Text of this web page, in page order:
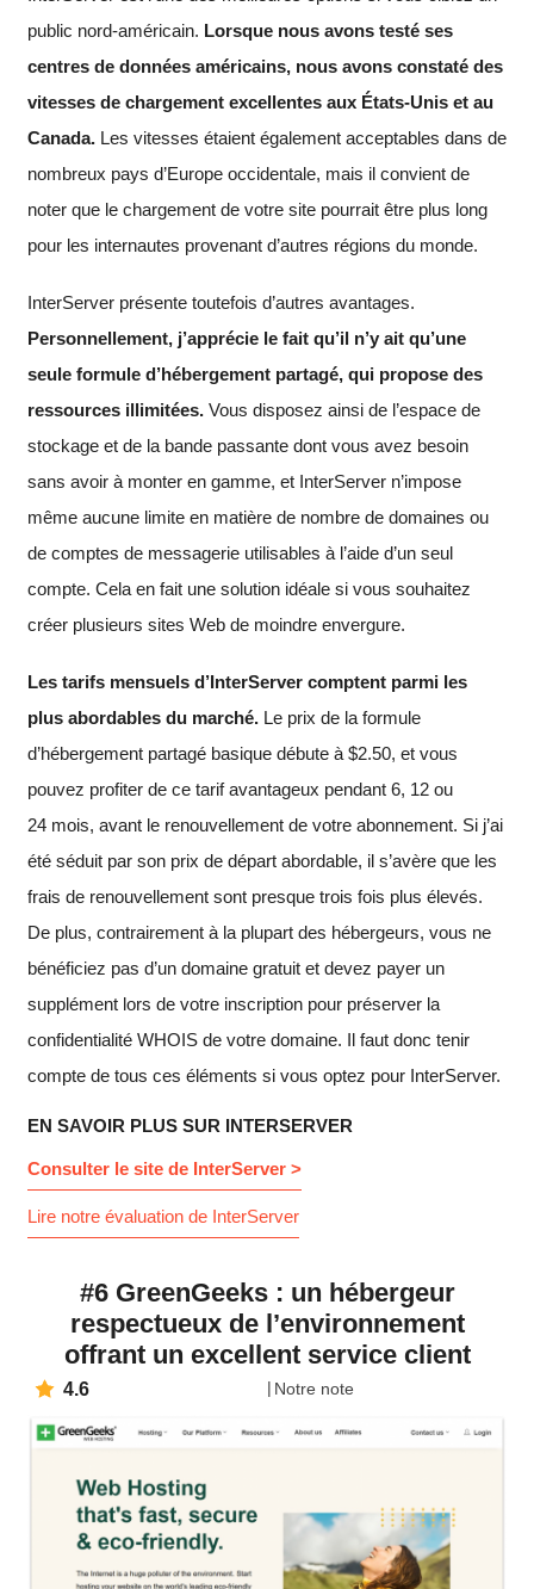
public nord-américain. Lorsque nous avons testé ses
centres de données américains, nous avons constaté des
vitesses de chargement excellentes aux États-Unis et au
Canada. Les vitesses étaient également acceptables dans de
nombreux pays d’Europe occidentale, mais il convient de
noter que le chargement de votre site pourrait être plus long
pour les internautes provenant d’autres régions du monde.
InterServer présente toutefois d’autres avantages.
Personnellement, j’apprécie le fait qu’il n’y ait qu’une
seule formule d’hébergement partagé, qui propose des
ressources illimitées. Vous disposez ainsi de l’espace de
stockage et de la bande passante dont vous avez besoin
sans avoir à monter en gamme, et InterServer n’impose
même aucune limite en matière de nombre de domaines ou
de comptes de messagerie utilisables à l’aide d’un seul
compte. Cela en fait une solution idéale si vous souhaitez
créer plusieurs sites Web de moindre envergure.
Les tarifs mensuels d’InterServer comptent parmi les
plus abordables du marché. Le prix de la formule
d’hébergement partagé basique débute à $2.50, et vous
pouvez profiter de ce tarif avantageux pendant 6, 12 ou
24 mois, avant le renouvellement de votre abonnement. Si j’ai
été séduit par son prix de départ abordable, il s’avère que les
frais de renouvellement sont presque trois fois plus élevés.
De plus, contrairement à la plupart des hébergeurs, vous ne
bénéficiez pas d’un domaine gratuit et devez payer un
supplément lors de votre inscription pour préserver la
confidentialité WHOIS de votre domaine. Il faut donc tenir
compte de tous ces éléments si vous optez pour InterServer.
EN SAVOIR PLUS SUR INTERSERVER
Consulter le site de InterServer >
Lire notre évaluation de InterServer
#6 GreenGeeks : un hébergeur
respectueux de l’environnement
offrant un excellent service client
4.6 Notre note